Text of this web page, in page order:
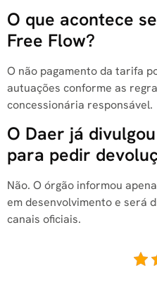
O que acontece
Free Flow?
O não pagamento da tarifa
autuações conforme as
concessionária responsável.
O Daer já
para pedir
Não. O órgão informou
em desenvolvimento e será
canais oficiais.